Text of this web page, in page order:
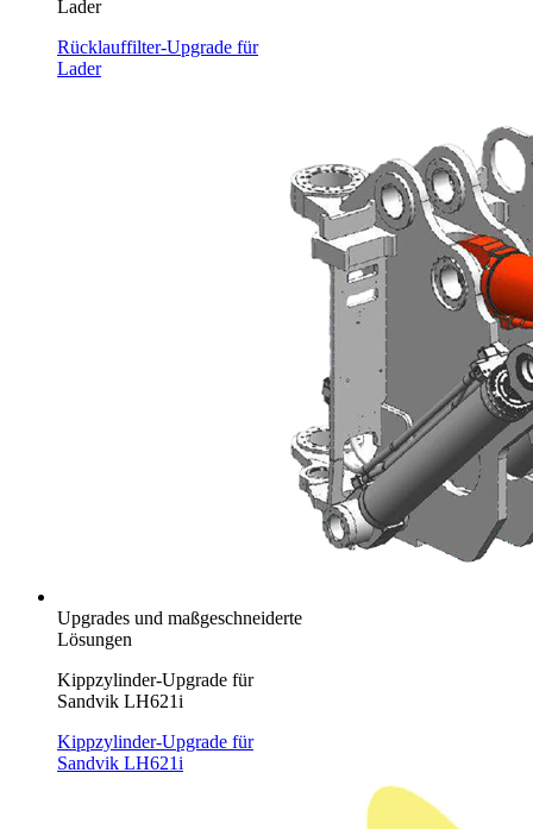
Lader
Rücklauffilter-Upgrade für
Lader
Upgrades und maßgeschneiderte
Lösungen
Kippzylinder-Upgrade für
Sandvik LH621i
Kippzylinder-Upgrade für
Sandvik LH621i